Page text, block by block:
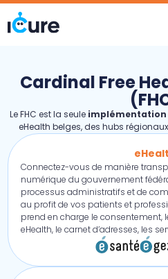
Cardinal Free
Le FHC est la seule implémentation
eHealth belges, des hubs
Connectez-vous de manière
numérique du gouvernement
processus administratifs et de
au profit de vos patients et
prend en charge le consentement,
eHealth, le carnet d’adresses, les